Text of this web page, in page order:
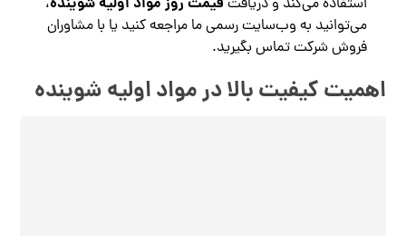
می‌توانید به وب‌سایت رسمی ما مراجعه کنید یا با مشاوران
فروش شرکت تماس بگیرید.
اهمیت کیفیت بالا در مواد اولیه شوینده